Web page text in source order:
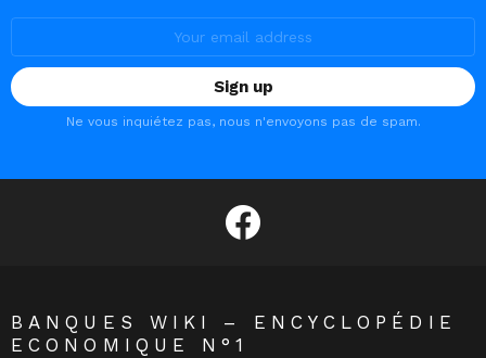
Ne vous inquiétez pas, nous n'envoyons pas de spam.
facebook
BANQUES WIKI – ENCYCLOPÉDIE
ECONOMIQUE N°1